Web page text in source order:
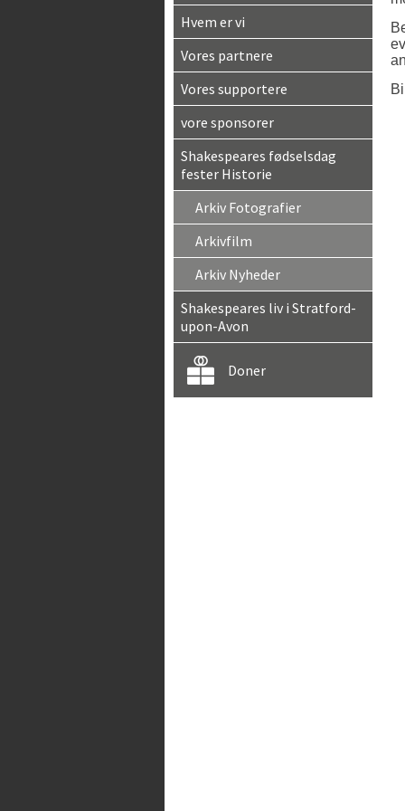
Hvem er vi
Vores partnere
Vores supportere
vore sponsorer
Shakespeares fødselsdag
fester Historie
Arkiv Fotografier
Arkivfilm
Arkiv Nyheder
Shakespeares liv i Stratford-
upon-Avon
Doner